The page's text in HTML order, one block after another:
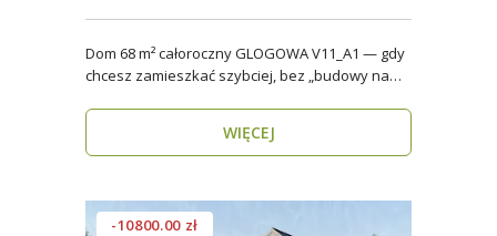
Dom 68 m² całoroczny GLOGOWA V11_A1 — gdy
chcesz zamieszkać szybciej, bez „budowy na
WIĘCEJ
-10800.00 zł